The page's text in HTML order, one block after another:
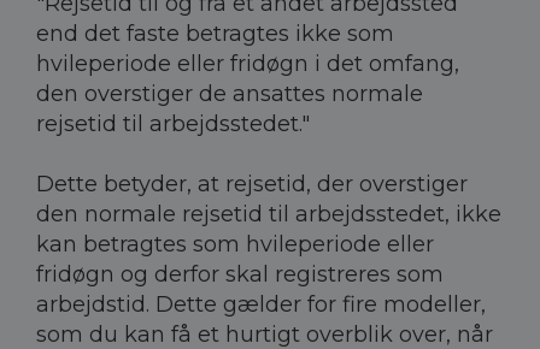
end det faste betragtes ikke som
hvileperiode eller fridøgn i det omfang,
den overstiger de ansattes normale
rejsetid til arbejdsstedet."
Dette betyder, at rejsetid, der overstiger
den normale rejsetid til arbejdsstedet, ikke
kan betragtes som hvileperiode eller
fridøgn og derfor skal registreres som
arbejdstid. Dette gælder for fire modeller,
som du kan få et hurtigt overblik over, når